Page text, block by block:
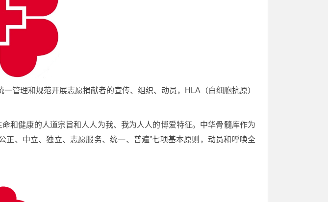
管理和规范开展志愿捐献者的宣传、组织、动员，HLA（白细胞抗原）
和健康的人道宗旨和人人为我、我为人人的博爱特征。中华骨髓库作为
、中立、独立、志愿服务、统一、普遍”七项基本原则，动员和呼唤全